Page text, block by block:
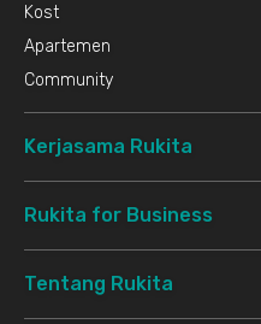
Kost
Apartemen
Community
Kerjasama Rukita
Rukita for Business
Tentang Rukita